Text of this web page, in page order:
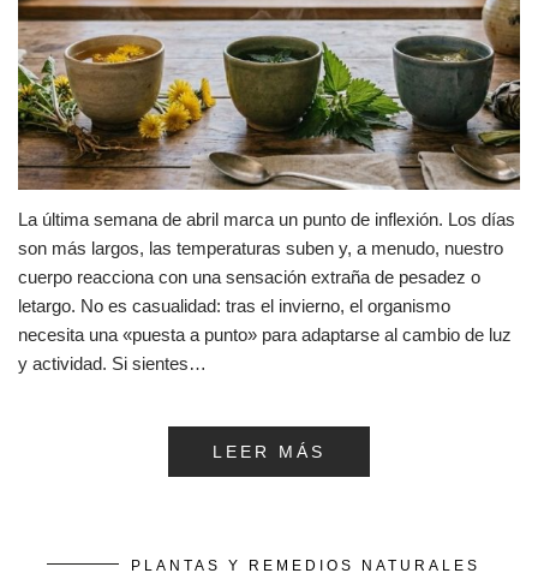
La última semana de abril marca un punto de inflexión. Los días
son más largos, las temperaturas suben y, a menudo, nuestro
cuerpo reacciona con una sensación extraña de pesadez o
letargo. No es casualidad: tras el invierno, el organismo
necesita una «puesta a punto» para adaptarse al cambio de luz
y actividad. Si sientes…
LEER MÁS
PLANTAS Y REMEDIOS NATURALES